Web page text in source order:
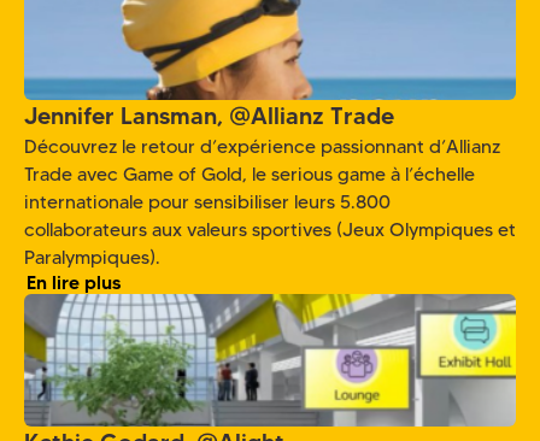
Jennifer Lansman, @Allianz Trade
Découvrez le retour d’expérience passionnant d’Allianz
Trade avec Game of Gold, le serious game à l’échelle
internationale pour sensibiliser leurs 5.800
collaborateurs aux valeurs sportives (Jeux Olympiques et
Paralympiques).
En lire plus